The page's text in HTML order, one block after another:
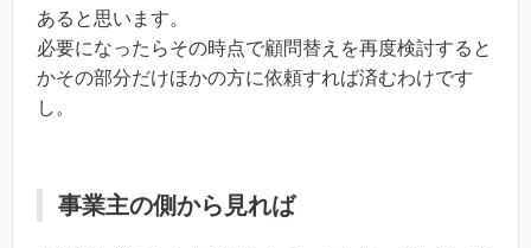
あると思います。
必要になったらその時点で顧問替えを再度検討すると
かその部分だけほかの方に依頼すれば済むわけです
し。
事業主の側から見れば